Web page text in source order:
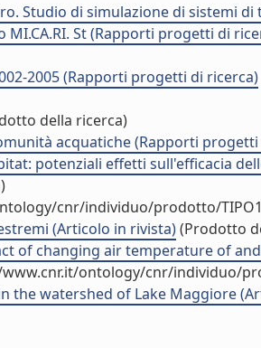
Studio di simulazione di sistemi
St (Rapporti progetti di
2005 (Rapporti progetti di ricerca)
della ricerca)
acquatiche (Rapporti
potenziali effetti sull'efficacia
cnr/individuo/prodotto/
(Articolo in rivista)(Prodotto
of changing air temperature of
ontology/cnr/individuo/
watershed of Lake Maggiore